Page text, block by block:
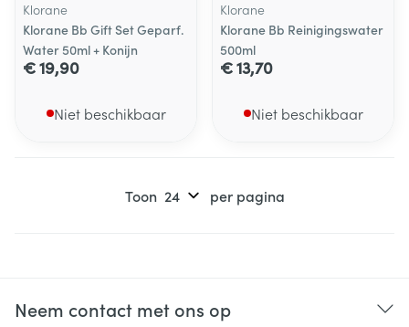
Klorane
Klorane Bb Gift Set Geparf.
Water 50ml + Konijn
€ 19,90
Niet beschikbaar
Klorane
Klorane Bb Reinigingswater
500ml
€ 13,70
Niet beschikbaar
Toon per pagina
Neem contact met ons op